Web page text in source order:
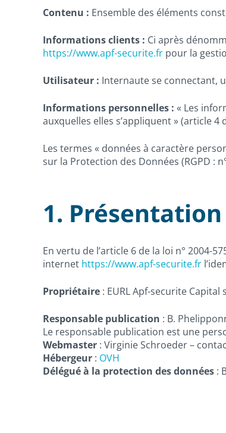
Contenu : Ensemble des éléments
Informations clients : Ci après
https://www.apf-securite.fr pour la
Utilisateur : Internaute se connectant,
Informations personnelles : « Les
auxquelles elles s’appliquent » (article 4
Les termes « données à caractère
sur la Protection des Données (RGPD :
1.
En vertu de l’article 6 de la loi n° 2004-
internet https://www.apf-securite.fr
Propriétaire : EURL Apf-securite
Responsable publication : B.
Le responsable publication est une
Webmaster : Virginie Schroeder –
Hébergeur : OVH
Délégué à la protection des données :